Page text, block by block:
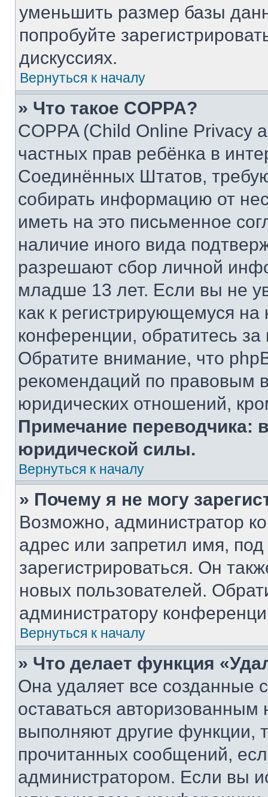
уменьшить размер базы
попробуйте
дискуссиях.
Вернуться к началу
» Что такое COPPA?
COPPA (Child Online Privacy
частных прав ребёнка в
Соединённых Штатов,
собирать информацию от
иметь на это письменное
наличие иного вида
разрешают сбор личной
младше 13 лет. Если вы не
как к регистрирующемуся
конференции, обратитесь
Обратите внимание, что
рекомендаций по правовым
юридических отношений,
Примечание переводчика:
юридической силы.
Вернуться к началу
» Почему я не могу
Возможно, администратор
адрес или запретил имя,
зарегистрироваться. Он
новых пользователей.
администратору
Вернуться к началу
» Что делает функция
Она удаляет все созданные
оставаться
выполняют другие функции,
прочитанных сообщений,
администратором. Если вы